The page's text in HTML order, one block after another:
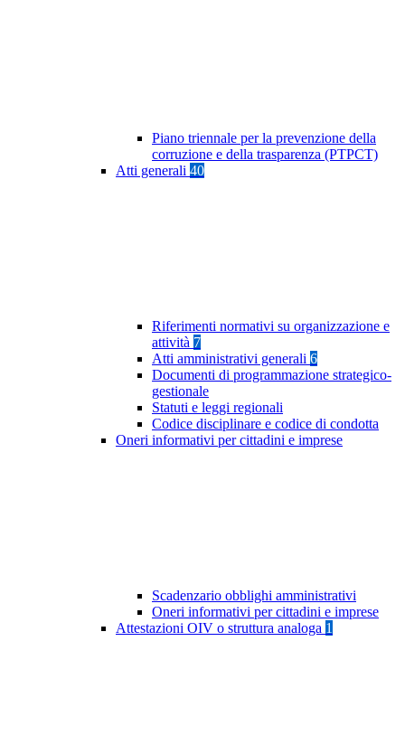
Piano triennale per la prevenzione della
corruzione e della trasparenza (PTPCT)
Atti generali 40
Riferimenti normativi su organizzazione e
attività 7
Atti amministrativi generali 6
Documenti di programmazione strategico-
gestionale
Statuti e leggi regionali
Codice disciplinare e codice di condotta
Oneri informativi per cittadini e imprese
Scadenzario obblighi amministrativi
Oneri informativi per cittadini e imprese
Attestazioni OIV o struttura analoga 1